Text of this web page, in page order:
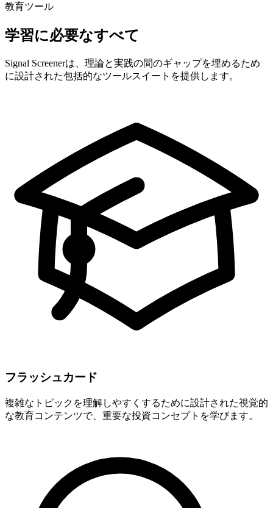
教育ツール
学習に必要なすべて
Signal Screenerは、理論と実践の間のギャップを埋めるため
に設計された包括的なツールスイートを提供します。
フラッシュカード
複雑なトピックを理解しやすくするために設計された視覚的
な教育コンテンツで、重要な投資コンセプトを学びます。